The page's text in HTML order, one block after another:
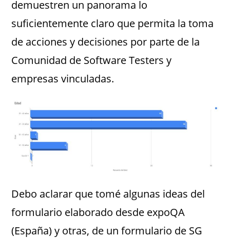
demuestren un panorama lo
suficientemente claro que permita la toma
de acciones y decisiones por parte de la
Comunidad de Software Testers y
empresas vinculadas.
Debo aclarar que tomé algunas ideas del
formulario elaborado desde expoQA
(España) y otras, de un formulario de SG